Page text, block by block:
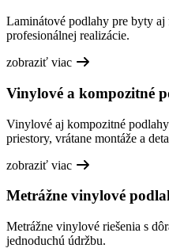
Laminátové podlahy pre byty
profesionálnej realizácie.
zobraziť viac
Vinylové a kompozitné
Vinylové aj kompozitné
priestory, vrátane montáže a
zobraziť viac
Metrážne vinylové
Metrážne vinylové riešenia s
jednoduchú údržbu.